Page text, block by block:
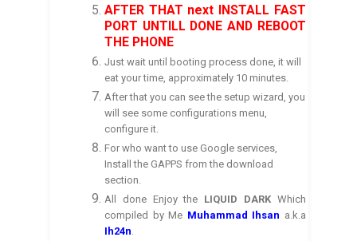
AFTER THAT next INSTALL FAST
PORT UNTILL DONE AND REBOOT
THE PHONE
Just wait until booting process done, it will
eat your time, approximately 10 minutes.
After that you can see the setup wizard, you
will see some configurations menu,
configure it.
For who want to use Google services,
Install the GAPPS from the download
section.
All done Enjoy the LIQUID DARK Which
compiled byMe Muhammad Ihsan a.k.a
Ih24n.